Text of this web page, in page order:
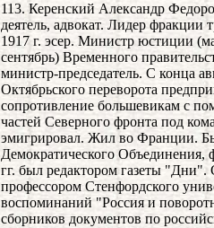
113. Керенский Александр
деятель, адвокат. Лидер фракции
1917 г. эсер. Министр юстиции
сентябрь) Временного
министр-председатель. С конца
Октябрьского переворота
сопротивление большевикам с
частей Северного фронта под
эмигрировал. Жил во Франции.
Демократического
гг. был редактором газеты
профессором Стенфордского
воспоминаний "Россия и
сборников документов по